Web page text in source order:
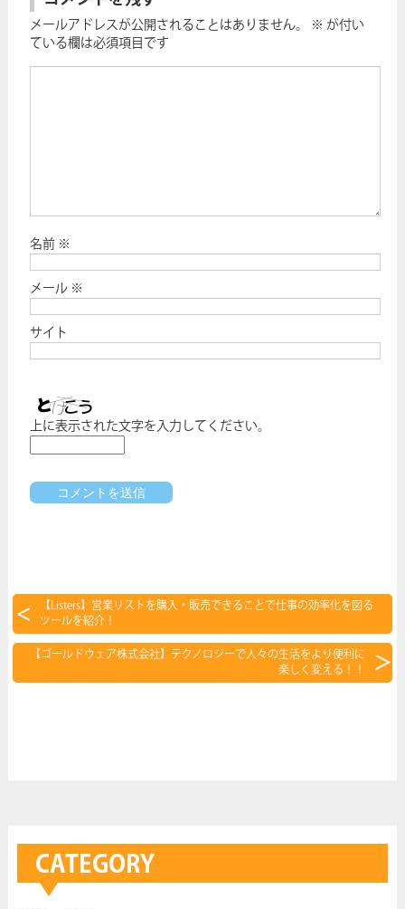
メールアドレスが公開されることはありません。 ※ が付い
ている欄は必須項目です
名前 ※
メール ※
サイト
上に表示された文字を入力してください。
【Listers】営業リストを購入・販売できることで仕事の効率化を図る
ツールを紹介！
【ゴールドウェア株式会社】テクノロジーで人々の生活をより便利に
楽しく変える！！
CATEGORY